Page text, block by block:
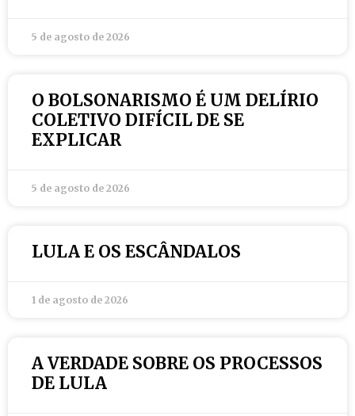
5 de agosto de 2026
O BOLSONARISMO É UM DELÍRIO
COLETIVO DIFÍCIL DE SE
EXPLICAR
5 de agosto de 2026
LULA E OS ESCÂNDALOS
1 de agosto de 2026
A VERDADE SOBRE OS PROCESSOS
DE LULA